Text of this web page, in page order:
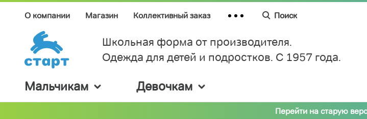
О компании Магазин Коллективный заказ Поиск
Школьная форма от производителя.
Одежда для детей и подростков. C 1957 года.
Мальчикам Девочкам
Перейти на старую